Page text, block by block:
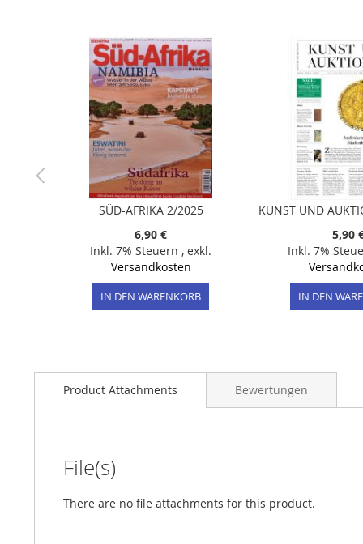
SÜD-AFRIKA 2/2025
6,90 €
Inkl. 7% Steuern , exkl.
Versandkosten
IN DEN WARENKORB
KUNST UND
5,90
Inkl. 7%
IN DEN
Product Attachments
File(s)
There are no file attachments for this product.
Bewertungen